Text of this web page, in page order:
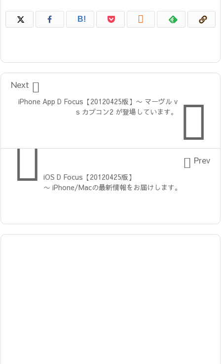
B! 

iPhone App D Focus【20120425版】〜 マーヴル v
s カプコン2 が登場しています。

Next
iOS D Focus【20120425版】
〜 iPhone/Macの最新情報をお届けします。
 Prev